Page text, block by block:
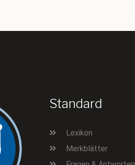
Standard
Lexikon
Merkblätter